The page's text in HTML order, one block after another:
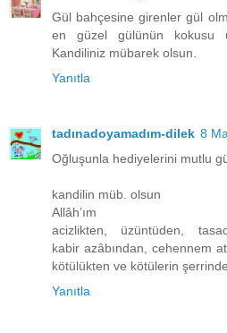
Gül bahçesine girenler gül
en güzel gülünün kokusu
Kandiliniz mübarek olsun.
Yanıtla
tadınadoyamadım-dilek 8
Oğluşunla hediyelerini mutlu
kandilin müb. olsun
Allâh’ım
acizlikten, üzüntüden,
kabir azâbından, cehennem
kötülükten ve kötülerin
Yanıtla